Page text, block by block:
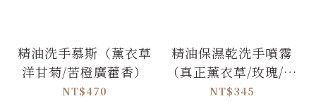
精油洗手慕斯（薰衣草
洋甘菊/苦橙廣藿香）
NT$470
精油保濕乾洗手噴霧
（真正薰衣草/玫瑰/苦
橙)
NT$345